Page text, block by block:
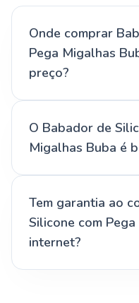
Onde comprar
Pega Migalhas
preço?
O Babador de
Migalhas Buba é
Tem garantia ao
Silicone com
internet?